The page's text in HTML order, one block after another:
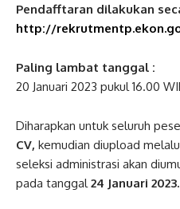
Pendafftaran dilakukan
http://
Paling lambat tanggal :
20 Januari 2023 pukul 16.00
Diharapkan untuk seluruh
CV, kemudian diupload
seleksi administrasi akan
pada tanggal 24 Januari 2023.